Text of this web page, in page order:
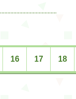
16 17 18